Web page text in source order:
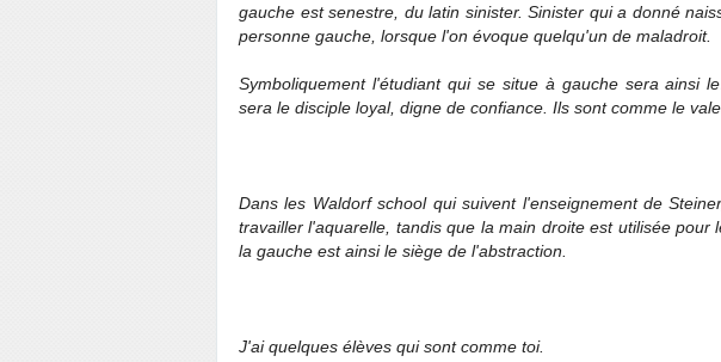
gauche est senestre, du latin sinister. Sinister qui a donné
personne gauche, lorsque l'on évoque quelqu'un de maladroit.
Symboliquement l'étudiant qui se situe à gauche sera ainsi
sera le disciple loyal, digne de confiance. Ils sont comme le
Dans les Waldorf school qui suivent l'enseignement de
travailler l'aquarelle, tandis que la main droite est utilisée pour
la gauche est ainsi le siège de l'abstraction.
J'ai quelques élèves qui sont comme toi.